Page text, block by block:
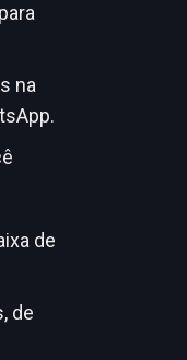
na
de
de